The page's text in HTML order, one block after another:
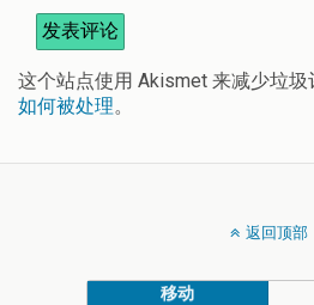
这个站点使用 Akismet 来减少垃圾
如何被处理。
返回顶部
移动